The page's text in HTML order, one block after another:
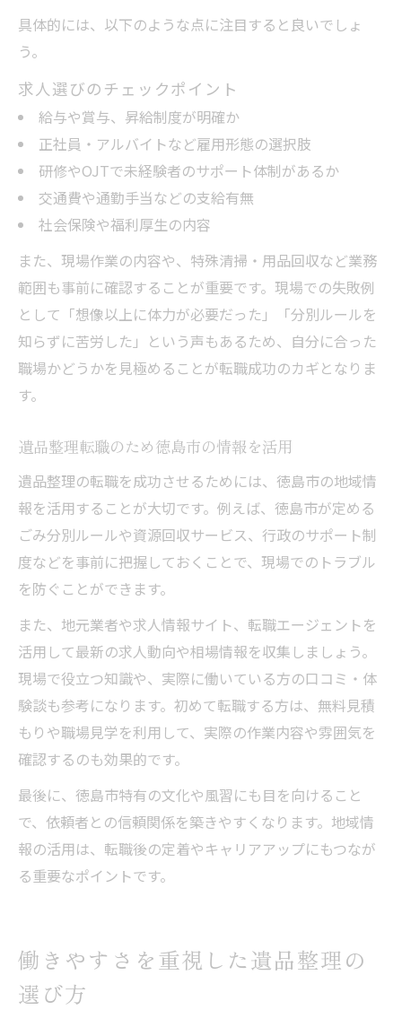
具体的には、以下のような点に注目すると良いでしょ
う。
求人選びのチェックポイント
給与や賞与、昇給制度が明確か
正社員・アルバイトなど雇用形態の選択肢
研修やOJTで未経験者のサポート体制があるか
交通費や通勤手当などの支給有無
社会保険や福利厚生の内容
また、現場作業の内容や、特殊清掃・用品回収など業務
範囲も事前に確認することが重要です。現場での失敗例
として「想像以上に体力が必要だった」「分別ルールを
知らずに苦労した」という声もあるため、自分に合った
職場かどうかを見極めることが転職成功のカギとなりま
す。
遺品整理転職のため徳島市の情報を活用
遺品整理の転職を成功させるためには、徳島市の地域情
報を活用することが大切です。例えば、徳島市が定める
ごみ分別ルールや資源回収サービス、行政のサポート制
度などを事前に把握しておくことで、現場でのトラブル
を防ぐことができます。
また、地元業者や求人情報サイト、転職エージェントを
活用して最新の求人動向や相場情報を収集しましょう。
現場で役立つ知識や、実際に働いている方の口コミ・体
験談も参考になります。初めて転職する方は、無料見積
もりや職場見学を利用して、実際の作業内容や雰囲気を
確認するのも効果的です。
最後に、徳島市特有の文化や風習にも目を向けること
で、依頼者との信頼関係を築きやすくなります。地域情
報の活用は、転職後の定着やキャリアアップにもつなが
る重要なポイントです。
働きやすさを重視した遺品整理の
選び方